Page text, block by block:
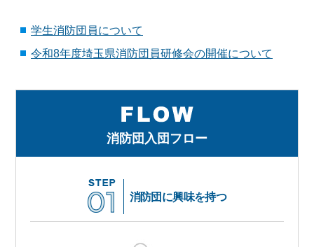
学生消防団員について
令和8年度埼玉県消防団員研修会の開催について
消防団入団フロー
消防団に興味を持つ